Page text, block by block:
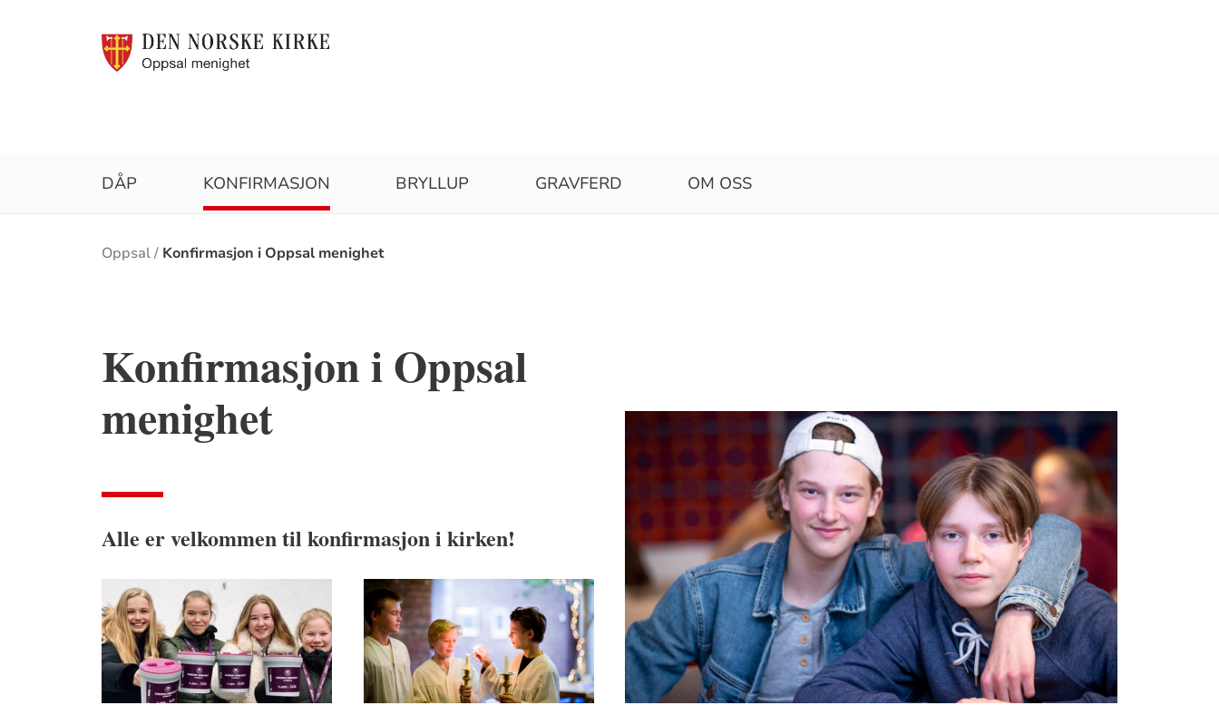
DÅP KONFIRMASJON BRYLLUP GRAVFERD OM OSS
Brødsmulesti
Oppsal Konfirmasjon i Oppsal menighet
Konfirmasjon i Oppsal
menighet
Alle er velkommen til konfirmasjon i kirken!